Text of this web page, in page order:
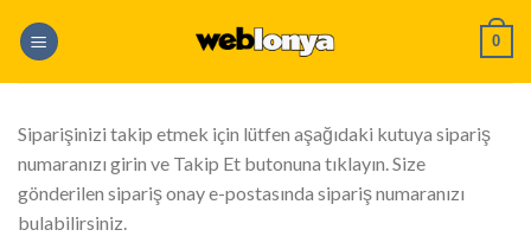
0
Siparişinizi takip etmek için lütfen aşağıdaki kutuya sipariş
numaranızı girin ve Takip Et butonuna tıklayın. Size
gönderilen sipariş onay e-postasında sipariş numaranızı
bulabilirsiniz.